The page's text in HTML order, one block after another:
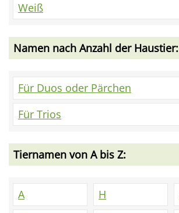
Weiß
Namen nach Anzahl der Haustier:
Für Duos oder Pärchen
Für Trios
Tiernamen von A bis Z:
A
H